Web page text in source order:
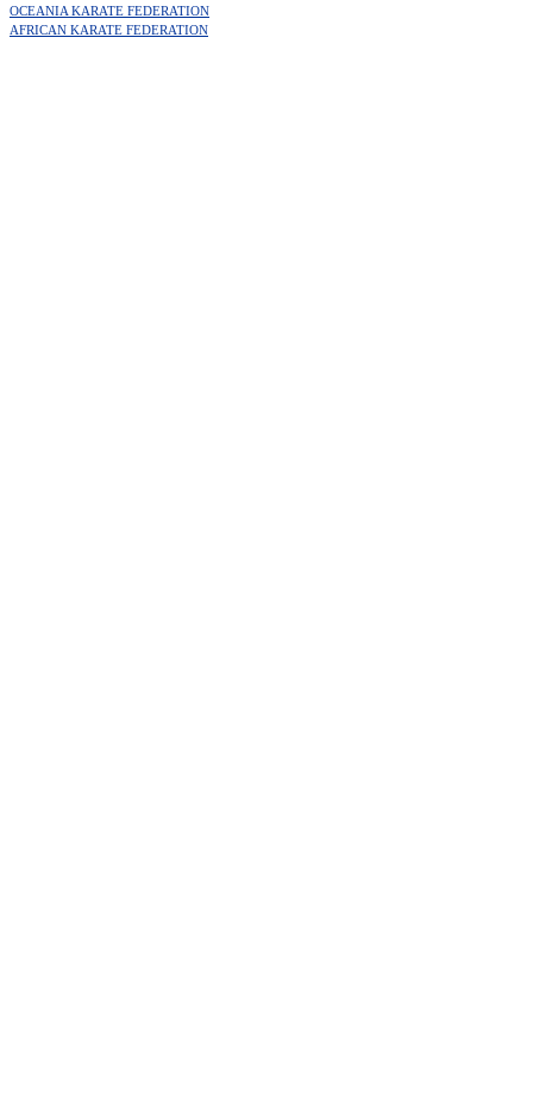
OCEANIA KARATE FEDERATION
AFRICAN KARATE FEDERATION